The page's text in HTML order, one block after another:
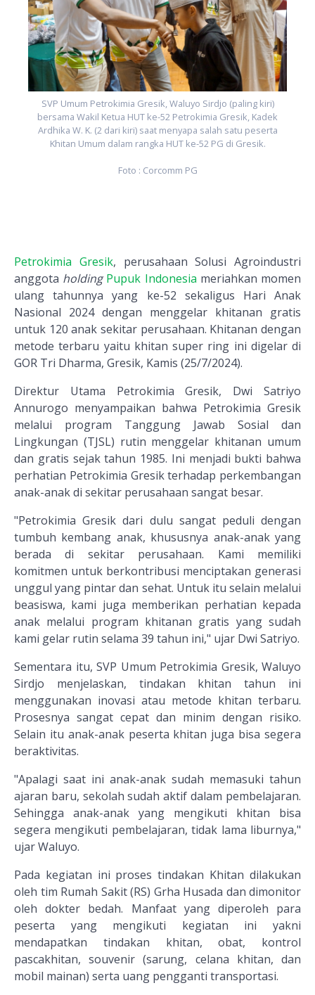
SVP Umum Petrokimia Gresik, Waluyo Sirdjo (paling kiri)
bersama Wakil Ketua HUT ke-52 Petrokimia Gresik, Kadek
Ardhika W. K. (2 dari kiri) saat menyapa salah satu peserta
Khitan Umum dalam rangka HUT ke-52 PG di Gresik.
Foto : Corcomm PG
Petrokimia Gresik, perusahaan Solusi Agroindustri
anggota holding Pupuk Indonesia meriahkan momen
ulang tahunnya yang ke-52 sekaligus Hari Anak
Nasional 2024 dengan menggelar khitanan gratis
untuk 120 anak sekitar perusahaan. Khitanan dengan
metode terbaru yaitu khitan super ring ini digelar di
GOR Tri Dharma, Gresik, Kamis (25/7/2024).
Direktur Utama Petrokimia Gresik, Dwi Satriyo
Annurogo menyampaikan bahwa Petrokimia Gresik
melalui program Tanggung Jawab Sosial dan
Lingkungan (TJSL) rutin menggelar khitanan umum
dan gratis sejak tahun 1985. Ini menjadi bukti bahwa
perhatian Petrokimia Gresik terhadap perkembangan
anak-anak di sekitar perusahaan sangat besar.
"Petrokimia Gresik dari dulu sangat peduli dengan
tumbuh kembang anak, khususnya anak-anak yang
berada di sekitar perusahaan. Kami memiliki
komitmen untuk berkontribusi menciptakan generasi
unggul yang pintar dan sehat. Untuk itu selain melalui
beasiswa, kami juga memberikan perhatian kepada
anak melalui program khitanan gratis yang sudah
kami gelar rutin selama 39 tahun ini," ujar Dwi Satriyo.
Sementara itu, SVP Umum Petrokimia Gresik, Waluyo
Sirdjo menjelaskan, tindakan khitan tahun ini
menggunakan inovasi atau metode khitan terbaru.
Prosesnya sangat cepat dan minim dengan risiko.
Selain itu anak-anak peserta khitan juga bisa segera
beraktivitas.
"Apalagi saat ini anak-anak sudah memasuki tahun
ajaran baru, sekolah sudah aktif dalam pembelajaran.
Sehingga anak-anak yang mengikuti khitan bisa
segera mengikuti pembelajaran, tidak lama liburnya,"
ujar Waluyo.
Pada kegiatan ini proses tindakan Khitan dilakukan
oleh tim Rumah Sakit (RS) Grha Husada dan dimonitor
oleh dokter bedah. Manfaat yang diperoleh para
peserta yang mengikuti kegiatan ini yakni
mendapatkan tindakan khitan, obat, kontrol
pascakhitan, souvenir (sarung, celana khitan, dan
mobil mainan) serta uang pengganti transportasi.